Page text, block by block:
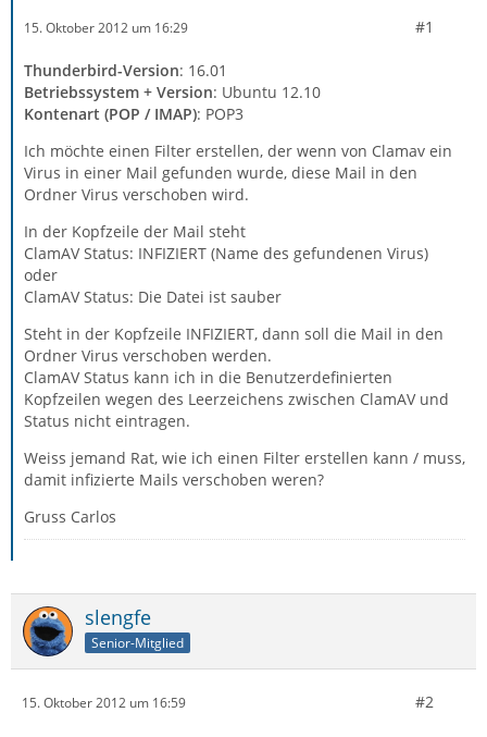
15. Oktober 2012 um 16:29 #1
Thunderbird-Version: 16.01
Betriebssystem + Version: Ubuntu 12.10
Kontenart (POP / IMAP): POP3
Ich möchte einen Filter erstellen, der wenn von Clamav ein
Virus in einer Mail gefunden wurde, diese Mail in den
Ordner Virus verschoben wird.
In der Kopfzeile der Mail steht
ClamAV Status: INFIZIERT (Name des gefundenen Virus)
oder
ClamAV Status: Die Datei ist sauber
Steht in der Kopfzeile INFIZIERT, dann soll die Mail in den
Ordner Virus verschoben werden.
ClamAV Status kann ich in die Benutzerdefinierten
Kopfzeilen wegen des Leerzeichens zwischen ClamAV und
Status nicht eintragen.
Weiss jemand Rat, wie ich einen Filter erstellen kann / muss,
damit infizierte Mails verschoben weren?
Gruss Carlos
slengfe
Senior-Mitglied
15. Oktober 2012 um 16:59 #2